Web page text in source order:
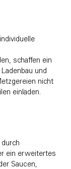
schaffen ein
und
nicht
einladen.
ein erweitertes
Saucen,